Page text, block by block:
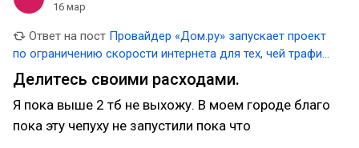
16 мар
Ответ на пост Провайдер «Дом.ру» запускает проект
по ограничению скорости интернета для тех, чей трафик
превышает 3 ТБ в месяц
Делитесь своими расходами.
Я пока выше 2 тб не выхожу. В моем городе благо
пока эту чепуху не запустили пока что